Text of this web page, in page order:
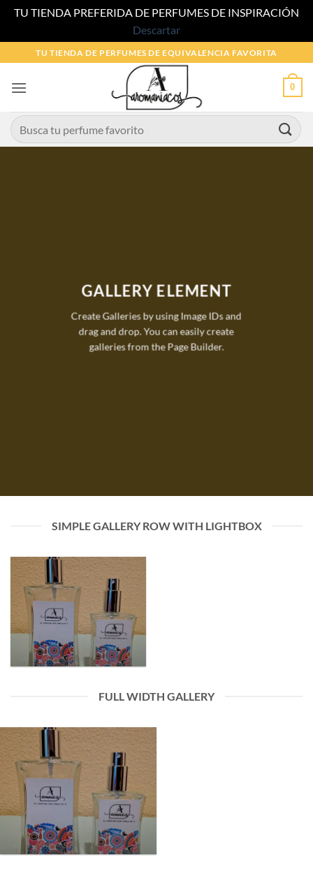
TU TIENDA PREFERIDA DE PERFUMES DE INSPIRACIÓN
Descartar
al
contenido
TU TIENDA DE PERFUMES DE EQUIVALENCIA FAVORITA
0
Buscar
por:
GALLERY ELEMENT
Create Galleries by using Image IDs and
drag and drop. You can easily create
galleries from the Page Builder.
SIMPLE GALLERY ROW WITH LIGHTBOX
FULL WIDTH GALLERY